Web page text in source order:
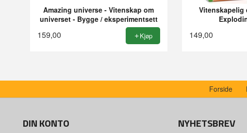
Amazing universe - Vitenskap om
universet - Bygge / eksperimentsett
159,00 Kjøp
Vitenskapelig
149,00
Forside
DIN KONTO NYHETSBREV